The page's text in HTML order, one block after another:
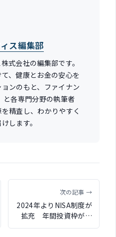
ス編集部
式会社の編集部です。
て、健康とお金の安心を
ンのもと、ファイナン
と各専門分野の執筆者
精査し、わかりやすく
します。
次の記事 →
2024年よりNISA制度が
拡充 年間投資枠が拡
大、非課税期間は無期